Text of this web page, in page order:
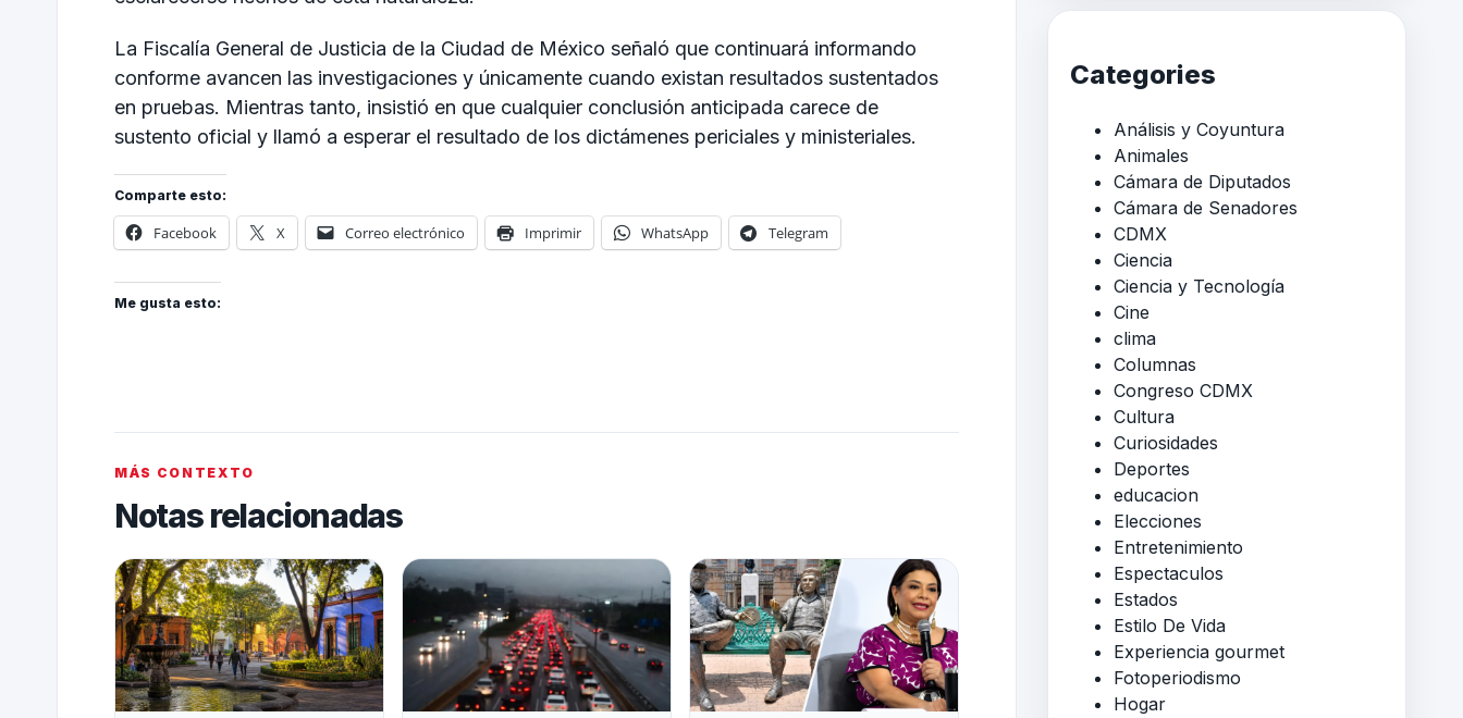
La Fiscalía General de Justicia de la Ciudad de México señaló que continuará informando
conforme avancen las investigaciones y únicamente cuando existan resultados sustentados
en pruebas. Mientras tanto, insistió en que cualquier conclusión anticipada carece de
sustento oficial y llamó a esperar el resultado de los dictámenes periciales y ministeriales.
Comparte esto:
Facebook X Correo electrónico Imprimir WhatsApp Telegram
Me gusta esto:
MÁS CONTEXTO
Notas relacionadas
Categories
Análisis y Coyuntura
Animales
Cámara de Diputados
Cámara de Senadores
CDMX
Ciencia
Ciencia y Tecnología
Cine
clima
Columnas
Congreso CDMX
Cultura
Curiosidades
Deportes
educacion
Elecciones
Entretenimiento
Espectaculos
Estados
Estilo De Vida
Experiencia gourmet
Fotoperiodismo
Hogar